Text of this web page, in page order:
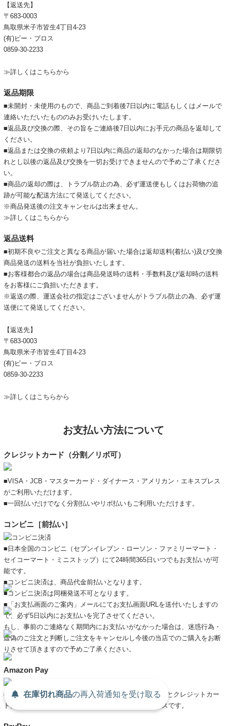
【返送先】
〒683-0003
鳥取県米子市皆生4丁目4-23
(有)ビー・ブロス
0859-30-2233
≫詳しくはこちらから
返品期限
■未開封・未使用のもので、商品ご到着後7日以内に電話もしくはメールで
連絡いただいたもののみお受けいたします。
■返品及び交換の際、その旨をご連絡後7日以内にお手元の商品を返却して
ください。
■返品または交換の依頼より7日以内に商品の返却のなかった場合は期限切
れとし以後の返品及び交換を一切お受けできませんので予めご了承くださ
い。
■商品の返却の際は、トラブル防止の為、必ず運送便もしくはお荷物の追
跡が可能な配送方法にて発送してください。
※商品発送後の注文キャンセルは出来ません。
≫詳しくはこちらから
返品送料
■初期不良やご注文と異なる商品が届いた場合は返却送料(着払い)及び交換
商品発送の送料を当社が負担いたします。
■お客様都合の返品の場合は商品発送時の送料・手数料及び返却時の送料
をお客様にご負担いただきます。
※返送の際、運送会社の指定はございませんがトラブル防止の為、必ず運
送便にて発送してください。
【返送先】
〒683-0003
鳥取県米子市皆生4丁目4-23
(有)ビー・ブロス
0859-30-2233
≫詳しくはこちらから
お支払い方法について
クレジットカード（分割／リボ可）
■VISA・JCB・マスターカード・ダイナース・アメリカン・エキスプレス
がご利用いただけます。
■一回払いだけでなく分割払いやリボ払いもご利用いただけます。
コンビニ［前払い］
■日本全国のコンビニ（セブンイレブン・ローソン・ファミリーマート・
セイコーマート・ミニストップ）にて24時間365日いつでもお支払いが可
能です。
■コンビニ決済は、商品代金前払いとなります。
■コンビニ決済は同梱発送不可となります。
■「お支払画面のご案内」メールにてお支払画面URLを送付いたしますの
で、必ず5日以内にお支払いを完了させてください。
もし、事前のご連絡なく期間内にお支払いがなかった場合は、迷惑行為・
虚偽のご注文と判断しご注文をキャンセルし今後の当店でのご購入をお断
りさせて頂きますので予めご了承ください。
Amazon Pay
■Amazon.co.jpのアカウントに登録されている住所情報とクレジットカー
ド情報を使用して商品の支払いができる便利なサービスです。
在庫切れ商品の再入荷通知を受け取る